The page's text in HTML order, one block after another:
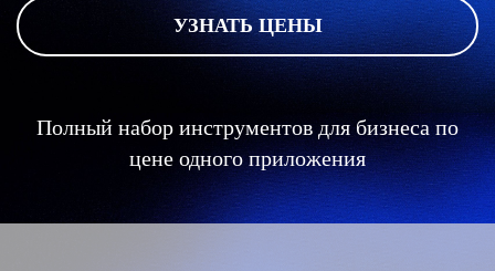
УЗНАТЬ ЦЕНЫ
Полный набор инструментов для бизнеса по
цене одного приложения